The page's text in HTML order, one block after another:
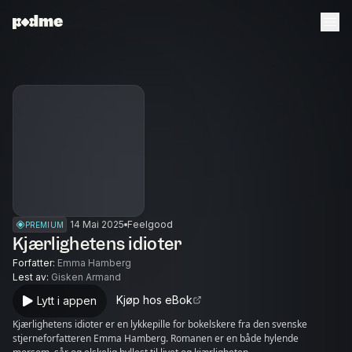
PREMIUM 14 Mai 2025 Feelgood
Kjærlighetens idioter
Forfatter: Emma Hamberg
Lest av: Gisken Armand
Lytt i appen
Kjøp hos eBok
Kjærlighetens idioter er en lykkepille for bokelskere fra den svenske
stjerneforfatteren Emma Hamberg. Romanen er en både hylende